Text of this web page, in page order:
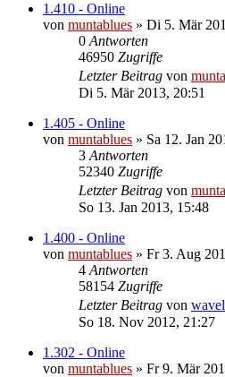
1.410 - Online
von muntablues » Di 5. Mär
0 Antworten
46950 Zugriffe
Letzter Beitrag von
Di 5. Mär 2013, 20:51
1.405 - Online
von muntablues » Sa 12. Jan
3 Antworten
52340 Zugriffe
Letzter Beitrag von
So 13. Jan 2013, 15:48
1.400 - Online
von muntablues » Fr 3. Aug
4 Antworten
58154 Zugriffe
Letzter Beitrag von
So 18. Nov 2012, 21:27
1.302 - Online
von muntablues » Fr 9. Mär